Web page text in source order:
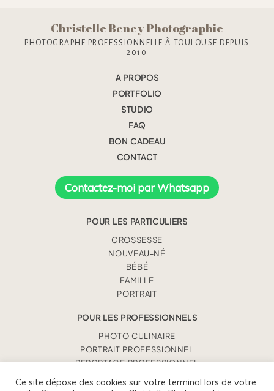
Christelle Beney Photographie
PHOTOGRAPHE PROFESSIONNELLE À TOULOUSE DEPUIS
2010
A PROPOS
PORTFOLIO
STUDIO
FAQ
BON CADEAU
CONTACT
Contactez-moi par Whatsapp
POUR LES PARTICULIERS
GROSSESSE
NOUVEAU-NÉ
BÉBÉ
FAMILLE
PORTRAIT
POUR LES PROFESSIONNELS
PHOTO CULINAIRE
PORTRAIT PROFESSIONNEL
REPORTAGE PROFESSIONNEL
Ce site dépose des cookies sur votre terminal lors de votre